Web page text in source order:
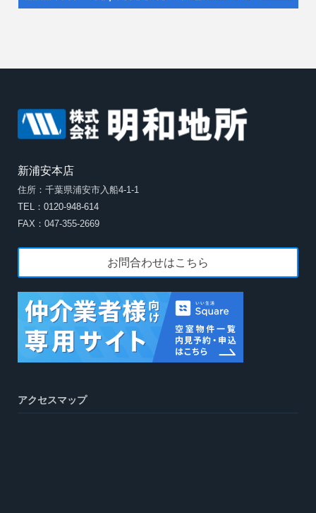
新浦安本店
住所：千葉県浦安市入船4-1-1
TEL：0120-948-614
FAX：047-355-2669
お問合わせはこちら
アクセスマップ